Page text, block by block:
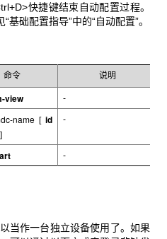
快捷键结束自动配置过程。
础配置指导”中的“自动配置”。
命令 说明
view -
name[ id
]
-
-
当作一台独立设备使用了。如果